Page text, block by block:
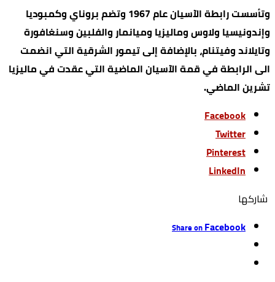
وتأسست رابطة الآسيان عام 1967 وتضم بروناي وكمبوديا
وإندونيسيا ولاوس وماليزيا وميانمار والفلبين وسنغافورة
وتايلاند وفيتنام، بالإضافة إلى تيمور الشرقية التي انضمت
الى الرابطة في قمة الآسيان الماضية التي عقدت في ماليزيا
تشرين الماضي.
Facebook
Twitter
Pinterest
LinkedIn
‫‫ شاركها‬
Share onFacebook